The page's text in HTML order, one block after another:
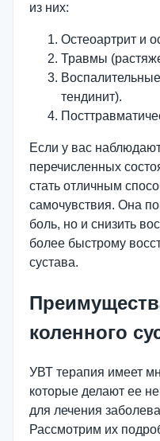
из них:
Остеоартрит и
Травмы
тендинит).
Если у вас
перечисленных
стать отличным
самочувствия. Она
боль, но и снизить
более быстрому
сустава.
коленного
УВТ терапия имеет
которые делают ее
для лечения
Рассмотрим их